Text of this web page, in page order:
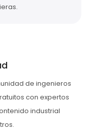
de ingenieros
con expertos
industrial